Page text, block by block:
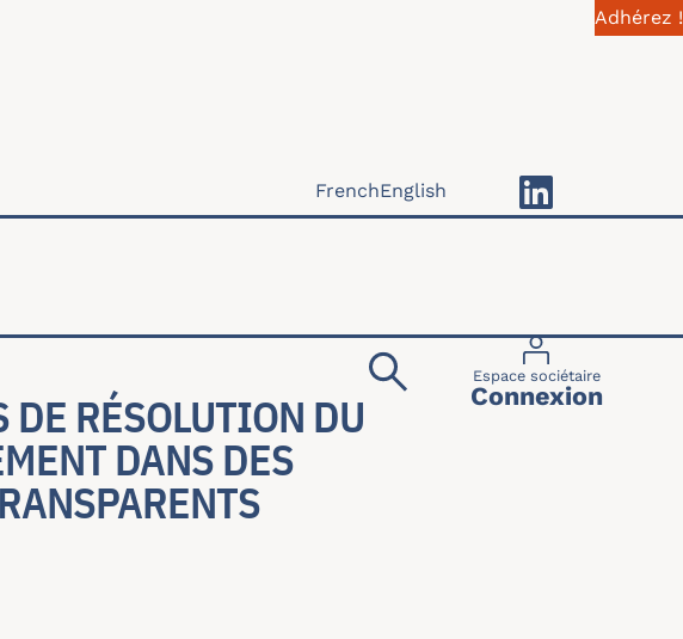
Adhérez !
Menu du
Espace sociétaire
Connexion
FrenchEnglish
DE RÉSOLUTION DU
DANS DES